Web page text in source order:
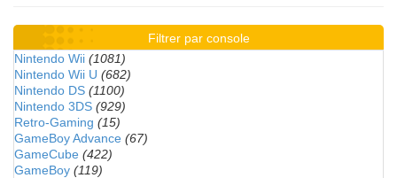
Filtrer par console
Nintendo Wii (1081)
Nintendo Wii U (682)
Nintendo DS (1100)
Nintendo 3DS (929)
Retro-Gaming (15)
GameBoy Advance (67)
GameCube (422)
GameBoy (119)